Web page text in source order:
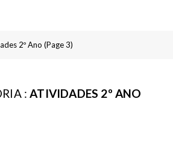
2º Ano (Page 3)
:ATIVIDADES 2º ANO